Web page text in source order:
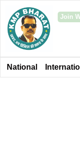
Join
National